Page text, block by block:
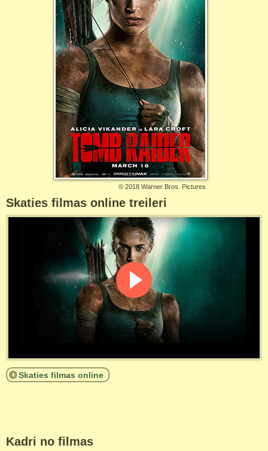
© 2018 Warner Bros. Pictures
Skaties filmas online treileri
Skaties filmas online
Kadri no filmas